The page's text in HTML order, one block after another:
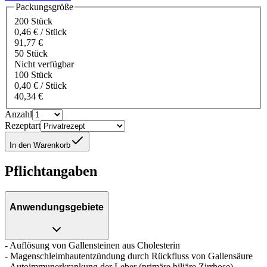
Packungsgröße
200 Stück
0,46 € / Stück
91,77 €
50 Stück
Nicht verfügbar
100 Stück
0,40 € / Stück
40,34 €
Anzahl
Rezeptart
In den Warenkorb
Pflichtangaben
Anwendungsgebiete
- Auflösung von Gallensteinen aus Cholesterin
- Magenschleimhautentzündung durch Rückfluss von Gallensäure